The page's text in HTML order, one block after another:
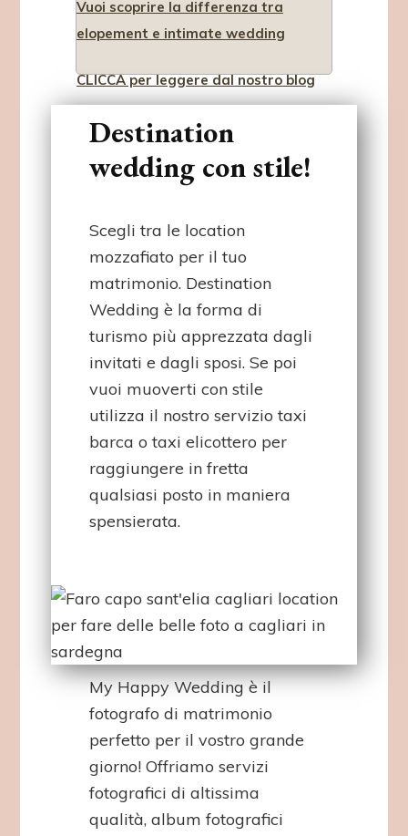
Vuoi scoprire la differenza tra
elopement e intimate wedding
CLICCA per leggere dal nostro blog
Destination
wedding con stile!
Scegli tra le location
mozzafiato per il tuo
matrimonio. Destination
Wedding è la forma di
turismo più apprezzata dagli
invitati e dagli sposi. Se poi
vuoi muoverti con stile
utilizza il nostro servizio taxi
barca o taxi elicottero per
raggiungere in fretta
qualsiasi posto in maniera
spensierata.
My Happy Wedding è il
fotografo di matrimonio
perfetto per il vostro grande
giorno! Offriamo servizi
fotografici di altissima
qualità, album fotografici